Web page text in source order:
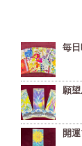
毎
願
開